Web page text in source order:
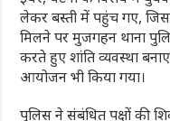
लेकर बस्ती में पहुंच गए,
मिलने पर मुजगहन थाना
करते हुए शांति व्यवस्था
आयोजन भी किया गया।
पुलिस ने संबंधित पक्षों की